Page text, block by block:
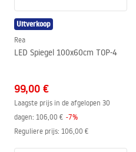
Uitverkoop
Rea
LED Spiegel 100x60cm TOP-4
99,00 €
Laagste prijs in de afgelopen 30
dagen: 106,00 € -7%
Reguliere prijs: 106,00 €